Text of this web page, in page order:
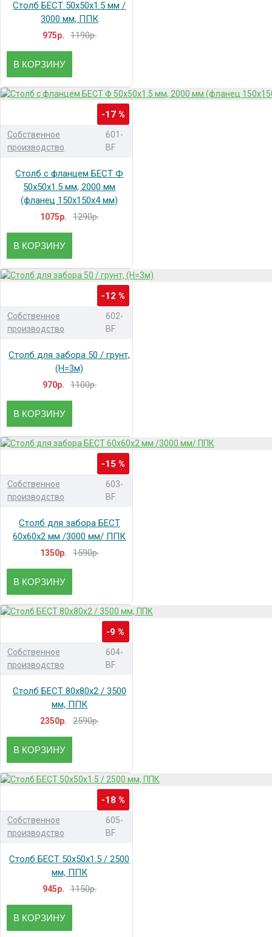
Столб БЕСТ 50x50x1.5 мм /
3000 мм, ППК
975р. 1190р.
В КОРЗИНУ
-17 %
Собственное
производство
601-
BF
Столб с фланцем БЕСТ Ф
50x50x1.5 мм, 2000 мм
(фланец 150x150x4 мм)
1075р. 1290р.
В КОРЗИНУ
-12 %
Собственное
производство
602-
BF
Столб для забора 50 / грунт,
(H=3м)
970р. 1100р.
В КОРЗИНУ
-15 %
Собственное
производство
603-
BF
Столб для забора БЕСТ
60x60x2 мм /3000 мм/ ППК
1350р. 1590р.
В КОРЗИНУ
-9 %
Собственное
производство
604-
BF
Столб БЕСТ 80x80x2 / 3500
мм, ППК
2350р. 2590р.
В КОРЗИНУ
-18 %
Собственное
производство
605-
BF
Столб БЕСТ 50x50x1.5 / 2500
мм, ППК
945р. 1150р.
В КОРЗИНУ